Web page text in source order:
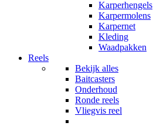
Karperhengels
Karpermolens
Karpernet
Kleding
Waadpakken
Reels
Bekijk alles
Baitcasters
Onderhoud
Ronde reels
Vliegvis reel